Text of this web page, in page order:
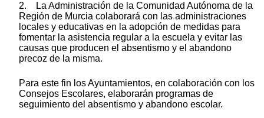
2. La Administración de la Comunidad Autónoma de la
Región de Murcia colaborará con las administraciones
locales y educativas en la adopción de medidas para
fomentar la asistencia regular a la escuela y evitar las
causas que producen el absentismo y el abandono
precoz de la misma.
Para este fin los Ayuntamientos, en colaboración con los
Consejos Escolares, elaborarán programas de
seguimiento del absentismo y abandono escolar.